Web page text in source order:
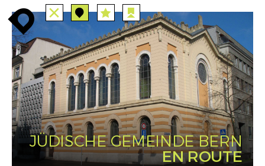
enroute enroute TOUTES station STATIONS
route PARCOURS event EVENTS agenda FILTRE
enroute INFO
close station angebote anreise
JÜDISCHE GEMEINDE BERN
EN ROUTE